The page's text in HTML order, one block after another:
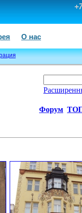
О нас
Форум